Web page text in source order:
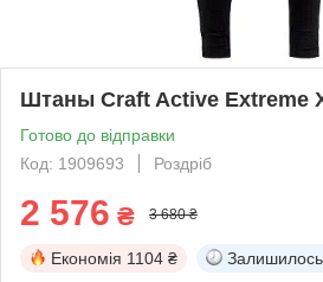
Штаны Craft Active Extreme
Готово до відправки
Код: 1909693
Роздріб
2 576 ₴ 3 680 ₴
Економія 1104 ₴ Залишилось